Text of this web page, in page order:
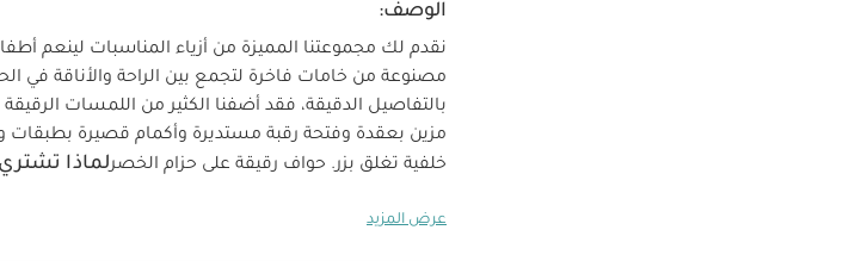
الوصف:
نقدم لك مجموعتنا المميزة من أزياء المناسبات لينعم
مصنوعة من خامات فاخرة لتجمع بين الراحة والأناقة في
بالتفاصيل الدقيقة، فقد أضفنا الكثير من اللمسات الرقيقة
مزين بعقدة وفتحة رقبة مستديرة وأكمام قصيرة بطبقات
خلفية تغلق بزر. حواف رقيقة على حزام الخصرلماذا
عرض المزيد